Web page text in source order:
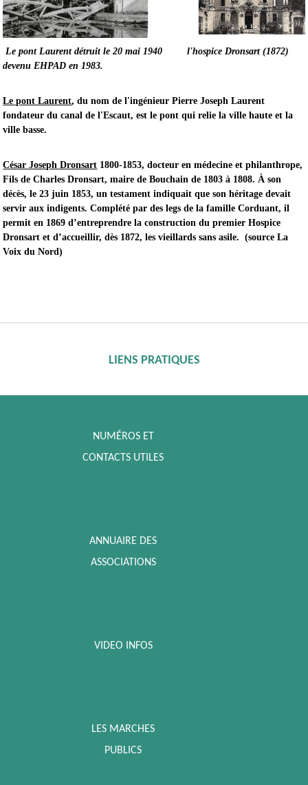
Le pont Laurent détruit le 20 mai 1940
l'hospice Dronsart (1872)
devenu EHPAD en 1983.
Le pont Laurent, du nom de l'ingénieur Pierre Joseph Laurent
fondateur du canal de l'Escaut, est le pont qui relie la ville haute et la
ville basse.
César Joseph Dronsart 1800-1853, docteur en médecine et philanthrope,
Fils de Charles Dronsart, maire de Bouchain de 1803 à 1808. À son
décès, le 23 juin 1853, un testament indiquait que son héritage devait
servir aux indigents. Complété par des legs de la famille Corduant, il
permit en 1869 d’entreprendre la construction du premier Hospice
Dronsart et d’accueillir, dès 1872, les vieillards sans asile. (source La
Voix du Nord)
LIENS PRATIQUES
NUMÉROS ET
CONTACTS UTILES
ANNUAIRE DES
ASSOCIATIONS
VIDEO INFOS
LES MARCHES
PUBLICS